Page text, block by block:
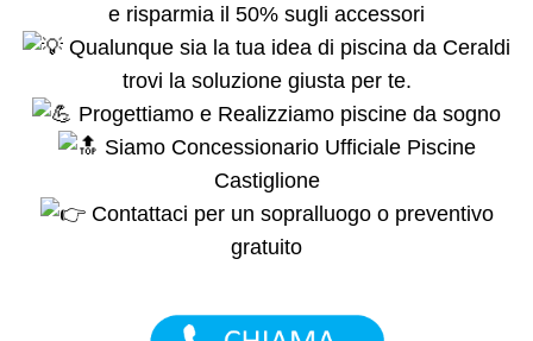
e risparmia il 50% sugli accessori
Qualunque sia la tua idea di piscina da Ceraldi
trovi la soluzione giusta per te.
Progettiamo e Realizziamo piscine da sogno
Siamo Concessionario Ufficiale Piscine
Castiglione
Contattaci per un sopralluogo o preventivo
gratuito